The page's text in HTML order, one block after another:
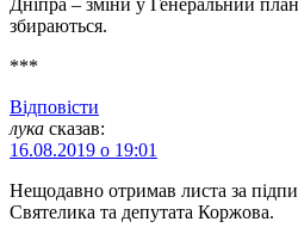
збираються.
***
Відповіcти
лука сказав:
16.08.2019 о 19:01
Нещодавно отримав листа за
Святелика та депутата Коржова.